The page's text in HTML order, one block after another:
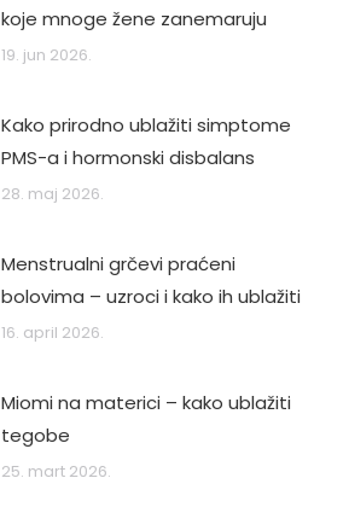
koje mnoge žene zanemaruju
19. jun 2026.
Kako prirodno ublažiti simptome
PMS-a i hormonski disbalans
28. maj 2026.
Menstrualni grčevi praćeni
bolovima – uzroci i kako ih ublažiti
16. april 2026.
Miomi na materici – kako ublažiti
tegobe
25. mart 2026.